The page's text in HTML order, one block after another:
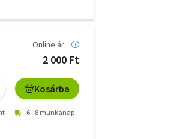
Online ár:
2 000 Ft
Kosárba
6 - 8 munkanap